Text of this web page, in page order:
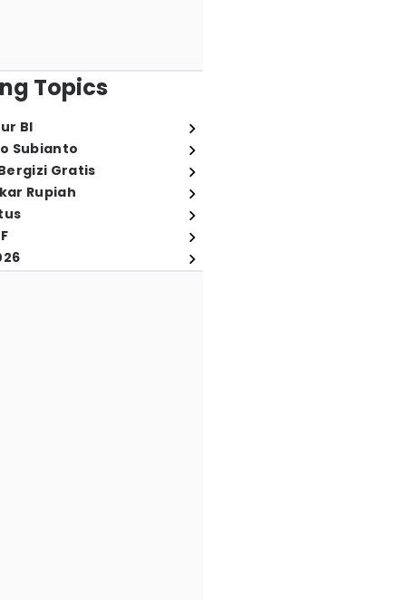
Topics
BI
Subianto
Gratis
Rupiah